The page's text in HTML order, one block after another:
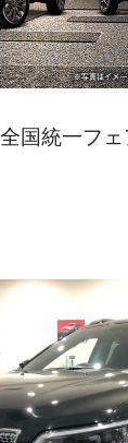
国統一フ